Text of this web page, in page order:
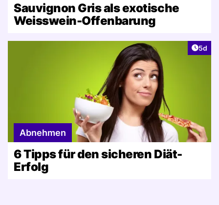
Sauvignon Gris als exotische
Weisswein-Offenbarung
5d
Abnehmen
6 Tipps für den sicheren Diät-
Erfolg